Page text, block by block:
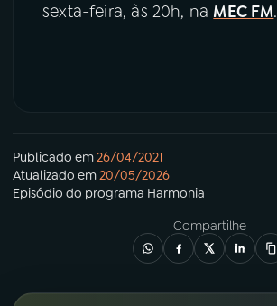
sexta-feira, às 20h, na MEC FM.
Publicado em26/04/2021
Atualizado em20/05/2026
Episódio do programa Harmonia
Compartilhe